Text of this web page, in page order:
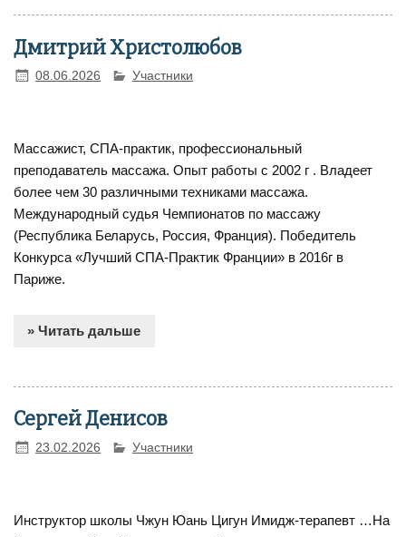
Дмитрий Христолюбов
08.06.2026 Участники
Массажист, СПА-практик, профессиональный
преподаватель массажа. Опыт работы с 2002 г . Владеет
более чем 30 различными техниками массажа.
Международный судья Чемпионатов по массажу
(Республика Беларусь, Россия, Франция). Победитель
Конкурса «Лучший СПА-Практик Франции» в 2016г в
Париже.
» Читать дальше
Сергей Денисов
23.02.2026 Участники
Инструктор школы Чжун Юань Цигун Имидж-терапевт …На